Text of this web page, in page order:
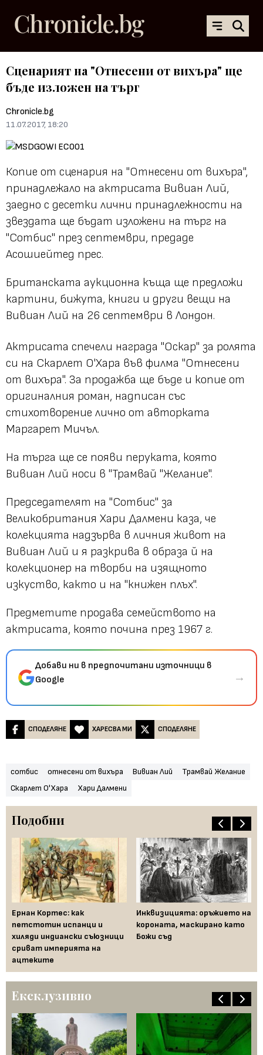
Сценарият на "Отнесени от вихъра" ще
бъде изложен на търг
Chronicle.bg
11.07.2017, 18:20
Копие от сценария на "Отнесени от вихъра",
принадлежало на актрисата Вивиан Лий,
заедно с десетки лични принадлежности на
звездата ще бъдат изложени на търг на
"Сотбис" през септември, предаде
Асошиейтед прес.
Британската аукционна къща ще предложи
картини, бижута, книги и други вещи на
Вивиан Лий на 26 септември в Лондон.
Актрисата спечели награда "Оскар" за ролята
си на Скарлет О'Хара във филма "Отнесени
от вихъра". За продажба ще бъде и копие от
оригиналния роман, надписан със
стихотворение лично от авторката
Маргарет Мичъл.
На търга ще се появи перуката, която
Вивиан Лий носи в "Трамвай "Желание".
Председателят на "Сотбис" за
Великобритания Хари Далмени каза, че
колекцията надзърва в личния живот на
Вивиан Лий и я разкрива в образа й на
колекционер на творби на изящното
изкуство, както и на "книжен плъх".
Предметите продава семейството на
актрисата, която почина през 1967 г.
Добави ни в предпочитани източници в
Google
→
СПОДЕЛЯНЕ ХАРЕСВА МИ СПОДЕЛЯНЕ
сотбис отнесени от вихъра Вивиан Лий
Трамвай Желание
Скарлет О'Хара
Хари Далмени
Подобни
Ернан Кортес: как
петстотин испанци и
хиляди индиански съюзници
сриват империята на
ацтеките
Инквизицията: оръжието на
короната, маскирано като
Божи съд
Ексклузивно